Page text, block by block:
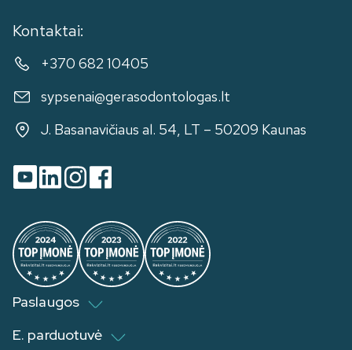
Kontaktai:
+370 682 10405
sypsenai@gerasodontologas.lt
J. Basanavičiaus al. 54, LT – 50209 Kaunas
Paslaugos
E. parduotuvė